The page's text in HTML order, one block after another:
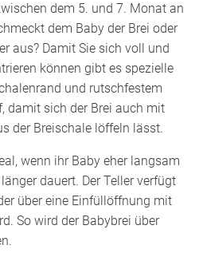
dem 5. und 7. Monat an
dem Baby der Brei oder
aus? Damit Sie sich voll und
können gibt es spezielle
und rutschfestem
damit sich der Brei auch mit
der Breischale löffeln lässt.
wenn ihr Baby eher langsam
dauert. Der Teller verfügt
über eine Einfüllöffnung mit
So wird der Babybrei über